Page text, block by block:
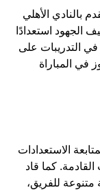
بالنادي الأهلي
الجهود استعدادًا
في التدريبات على
في المباراة
الاستعدادات
القادمة. كما قاد
متنوعة للفريق،